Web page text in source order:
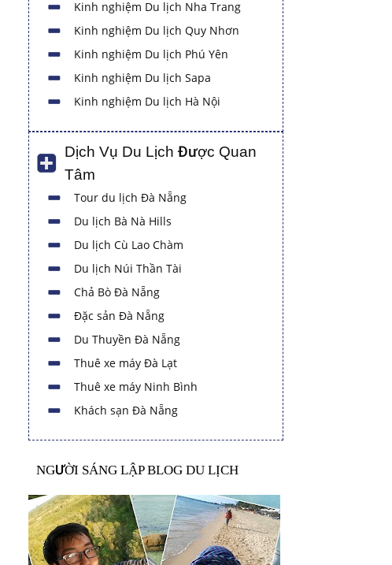
Kinh nghiệm Du lịch Nha Trang
Kinh nghiệm Du lịch Quy Nhơn
Kinh nghiệm Du lịch Phú Yên
Kinh nghiệm Du lịch Sapa
Kinh nghiệm Du lịch Hà Nội
Dịch Vụ Du Lịch Được Quan
Tâm
Tour du lịch Đà Nẵng
Du lịch Bà Nà Hills
Du lịch Cù Lao Chàm
Du lịch Núi Thần Tài
Chả Bò Đà Nẵng
Đặc sản Đà Nẵng
Du Thuyền Đà Nẵng
Thuê xe máy Đà Lạt
Thuê xe máy Ninh Bình
Khách sạn Đà Nẵng
NGƯỜI SÁNG LẬP BLOG DU LỊCH